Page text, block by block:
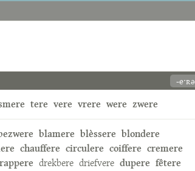
-eˑʀə
tere vere vrere were zwere
blamere blèssere blondere
chauffere circulere coiffere cremere
drekbere driefvere dupere fêtere